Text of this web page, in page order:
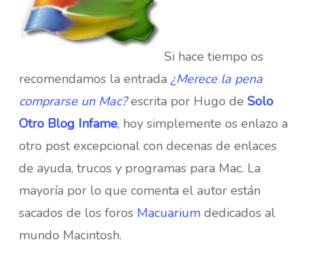
Si hace tiempo os
recomendamos la entrada ¿Merece la pena
comprarse un Mac?escrita por Hugo de Solo
Otro Blog Infame, hoy simplemente os enlazo a
otro post excepcional con decenas de enlaces
de ayuda, trucos y programas para Mac. La
mayoría por lo que comenta el autor están
sacados de los foros Macuariumdedicados al
mundo Macintosh.